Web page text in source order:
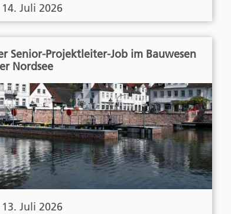
Juli 2026
Senior-Projektleiter-Job im Bauwesen
Nordsee
Juli 2026